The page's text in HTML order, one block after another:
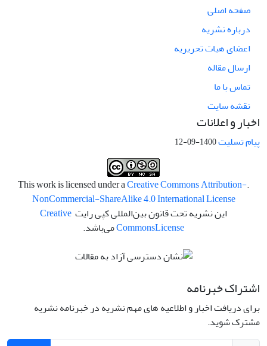
صفحه اصلی
درباره نشریه
اعضای هیات تحریریه
ارسال مقاله
تماس با ما
نقشه سایت
اخبار و اعلانات
پیام تسلیت1400-09-12
.This work is licensed under a
Creative Commons Attribution-
NonCommercial-ShareAlike 4.0 International License
این نشریه تحت قانون بین‌المللی کپی رایت Creative
CommonsLicense می‌باشد.
اشتراک خبرنامه
برای دریافت اخبار و اطلاعیه های مهم نشریه در خبرنامه نشریه
مشترک شوید.